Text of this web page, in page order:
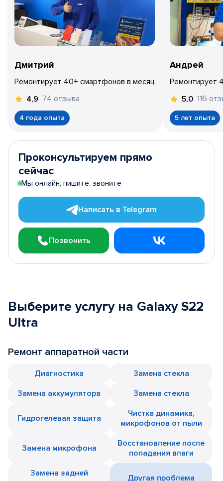
Дмитрий
Ремонтирует 40+ смартфонов в месяц
4,9 74 отзыва
4 года опыта
Андрей
Ремонтирует
5,0 116
5 лет опыта
Проконсультируем прямо
сейчас
Мы онлайн, пишите, звоните
Написать в Telegram
Позвонить
Выберите услугу на Galaxy S22
Ultra
Ремонт аппаратной части
Диагностика
Замена стекла
Замена аккумулятора
Замена стекла
Гидрогелевая защита
Чистка динамика,
микрофонов от пыли
Замена микрофона
Восстановление после
попадания влаги
Замена задней
Другая проблема